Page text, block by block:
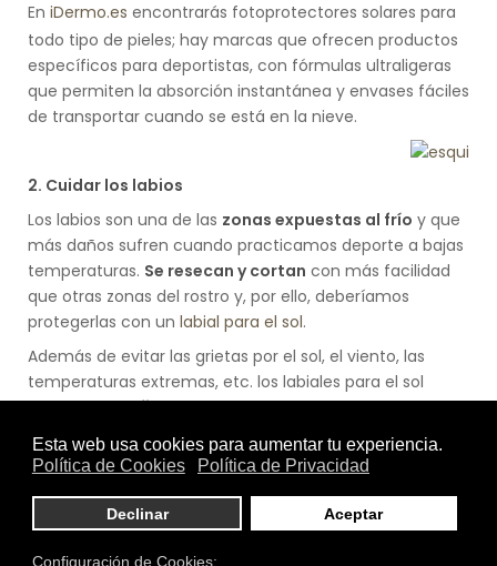
En iDermo.es encontrarás fotoprotectores solares para
todo tipo de pieles; hay marcas que ofrecen productos
específicos para deportistas, con fórmulas ultraligeras
que permiten la absorción instantánea y envases fáciles
de transportar cuando se está en la nieve.
2. Cuidar los labios
Los labios son una de las zonas expuestas al frío y que
más daños sufren cuando practicamos deporte a bajas
temperaturas. Se resecan y cortan con más facilidad
que otras zonas del rostro y, por ello, deberíamos
protegerlas con un labial para el sol.
Además de evitar las grietas por el sol, el viento, las
temperaturas extremas, etc. los labiales para el sol
pueden tenerfiltros solares UVA+UVB. Los labiales
suelen estar pensados para los deportistas:
caben
fácilmente en cualquier bolsillo y pueden aplicarse
3. Mimar las manos
Aunque cuando practicamos deportes de invierno en la